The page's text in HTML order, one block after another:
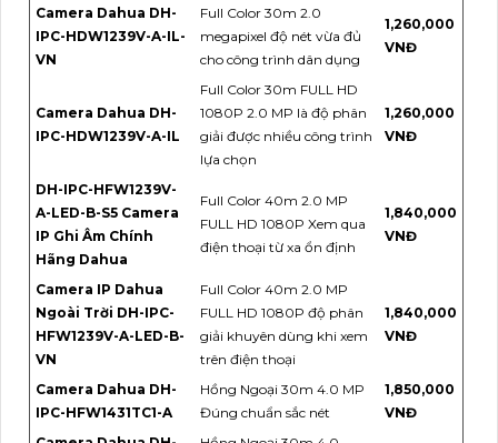
Camera Dahua DH-
IPC-HDW1239V-A-IL-
VN
Full Color 30m 2.0
megapixel độ nét vừa đủ
cho công trình dân dụng
1,260,000
VNĐ
Camera Dahua DH-
IPC-HDW1239V-A-IL
Full Color 30m FULL HD
1080P 2.0 MP là độ phân
giải được nhiều công trình
lựa chọn
1,260,000
VNĐ
DH-IPC-HFW1239V-
A-LED-B-S5 Camera
IP Ghi Âm Chính
Hãng Dahua
Full Color 40m 2.0 MP
FULL HD 1080P Xem qua
điện thoại từ xa ổn định
1,840,000
VNĐ
Camera IP Dahua
Ngoài Trời DH-IPC-
HFW1239V-A-LED-B-
VN
Full Color 40m 2.0 MP
FULL HD 1080P độ phân
giải khuyên dùng khi xem
trên điện thoại
1,840,000
VNĐ
Camera Dahua DH-
IPC-HFW1431TC1-A
Hồng Ngoại 30m 4.0 MP
Đúng chuẩn sắc nét
1,850,000
VNĐ